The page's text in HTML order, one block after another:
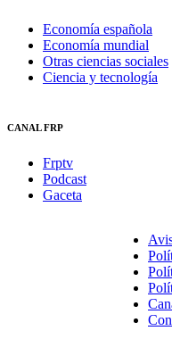
Economía española
Economía mundial
Otras ciencias sociales
Ciencia y tecnología
CANAL FRP
Frptv
Podcast
Gaceta